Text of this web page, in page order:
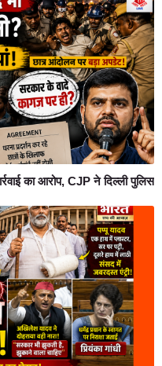
का आरोप, CJP ने दिल्ली पुलिस